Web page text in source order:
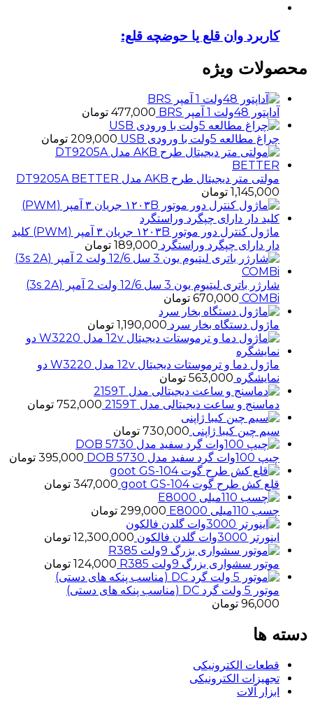
کاربرد وان قلع یا حوضچه قلع:
محصولات ویژه
آداپتور 48ولت 1 آمپر BRS 477,000 تومان
چراغ مطالعه 5ولت با ورودی USB
209,000 تومان
مولتی متر دیجیتال طرح AKB مدل DT9205A BETTER
1,145,000 تومان
ماژول کنترل دور موتور ۱۲۰۳B جریان ۳ آمپر (PWM) کلید
دار دارای چپگرد وراستگرد 189,000 تومان
شارژر باتری لیتیوم یون 3 سل 12/6 ولت 2 آمپر (3s 2A)
COMBi
670,000 تومان
ماژول دستگاه بخار سرد 1,190,000 تومان
ماژول دما و ترموستات دیجیتال 12v مدل W3220 دو
نمایشگره 563,000 تومان
دماسنج و ساعت دیجیتالی مدل 2159T
752,000 تومان
سیم چین کیبا ژاپنی 730,000 تومان
چیپ 100وات گرد سفید مدل 5730 DOB
395,000 تومان
قلع کش طرح گوت goot GS-104
347,000 تومان
چسب 110میلی E8000
299,000 تومان
اینورتر 3000وات گلدن فالکون
12,300,000 تومان
موتور سشواری بزرگ 9ولت R385
124,000 تومان
موتور 5 ولت گرد DC (مناسب پنکه های دستی)
96,000 تومان
دسته ها
قطعات الکترونیکی
تجهیزات الکترونیکی
ابزار آلات